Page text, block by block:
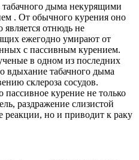
дыма некурящими
. От обычного курения оно
является отнюдь не
ежегодно умирают от
с пассивным курением.
в одном из последних
вдыхание табачного дыма
склероза сосудов.
курение не только
раздражение слизистой
реакции, но и приводит к раку